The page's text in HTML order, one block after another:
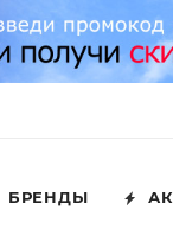
БРЕНДЫ